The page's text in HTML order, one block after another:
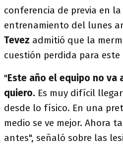
conferencia de previa en
entrenamiento del lunes
Tevez admitió que la
cuestión perdida para este
"Este año el equipo no va
quiero. Es muy difícil
desde lo físico. En una
medio se ve mejor. Ahora
antes", señaló sobre las